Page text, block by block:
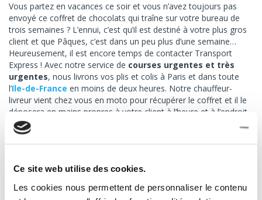
Ce site web utilise des cookies.
Les cookies nous permettent de personnaliser le contenu
Vous partez en vacances ce soir et vous n’avez toujours pas
envoyé ce coffret de chocolats qui traîne sur votre bureau de
trois semaines ? L’ennui, c’est qu’il est destiné à votre plus gros
client et que Pâques, c’est dans un peu plus d’une semaine…
Heureusement, il est encore temps de contacter Transport
Express ! Avec notre service de courses urgentes et très
urgentes, nous livrons vos plis et colis à Paris et dans toute
l’Ile-de-France en moins de deux heures. Notre chauffeur-
livreur vient chez vous en moto pour récupérer le coffret et il le
déposera en mains propres à votre client à l’heure et à l’endroit
que vous nous indiquerez. Et s’il n’est pas disponible
aujourd’hui ? Pas de souci, on peut stocker le coffret dans nos
locaux pendant plusieurs jours, le temps que votre client
l’esprit tranquille !